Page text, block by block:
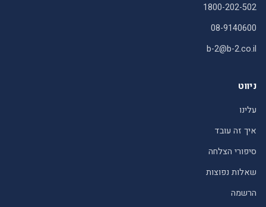
1800-202-502
08-9140600
b-2@b-2.co.il
ניווט
עלינו
איך זה עובד
סיפורי הצלחה
שאלות נפוצות
הרשמה